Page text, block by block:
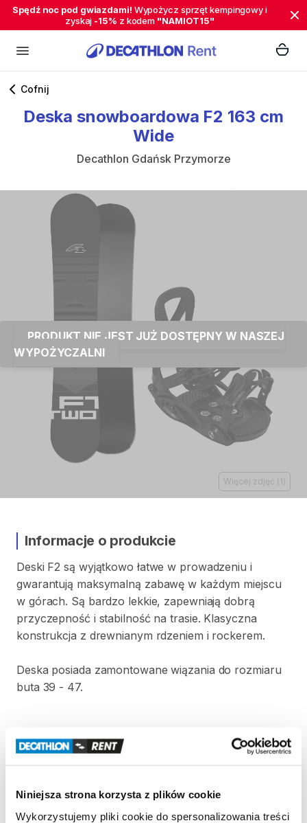
Niniejsza strona korzysta z plików cookie
Wykorzystujemy pliki cookie do spersonalizowania treści
Spędź noc pod gwiazdami! Wypożycz sprzęt kempingowy i
zyskaj -15% z kodem "NAMIOT15"
Cofnij
Deska snowboardowa F2 163 cm
Wide
Decathlon Gdańsk Przymorze
PRODUKT NIE JEST JUŻ DOSTĘPNY W NASZEJ
WYPOŻYCZALNI
Więcej zdjęć (1 )
Informacje o produkcie
Deski F2 są wyjątkowo łatwe w prowadzeniu i
gwarantują maksymalną zabawę w każdym miejscu
w górach. Są bardzo lekkie​​​​,​ zapewniają dobrą
przyczepność i stabilność na trasie. Klasyczna
konstrukcja z drewnianym rdzeniem i rockerem.
Deska posiada zamontowane wiązania do rozmiaru
buta 39 - 47.
Zasady wypożyczenia
Regulamin wypożyczalni